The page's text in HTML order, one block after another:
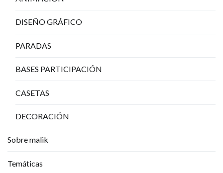
DISEÑO GRÁFICO
PARADAS
BASES PARTICIPACIÓN
CASETAS
DECORACIÓN
Sobre malik
Temáticas